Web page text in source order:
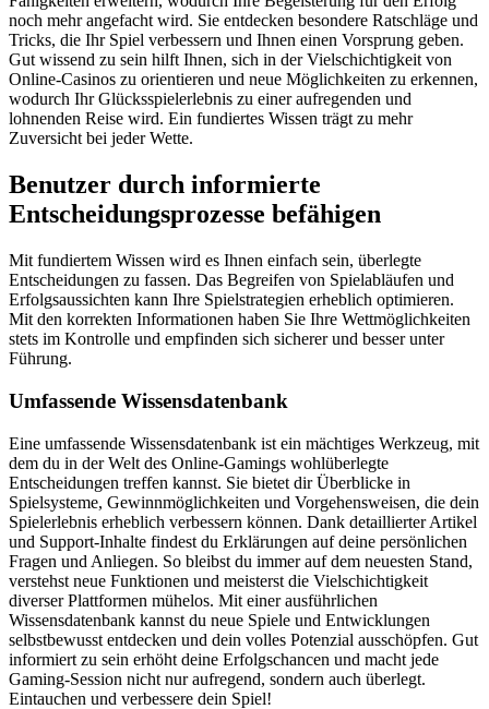
noch mehr angefacht wird. Sie entdecken besondere Ratschläge und
Tricks, die Ihr Spiel verbessern und Ihnen einen Vorsprung geben.
Gut wissend zu sein hilft Ihnen, sich in der Vielschichtigkeit von
Online-Casinos zu orientieren und neue Möglichkeiten zu erkennen,
wodurch Ihr Glücksspielerlebnis zu einer aufregenden und
lohnenden Reise wird. Ein fundiertes Wissen trägt zu mehr
Zuversicht bei jeder Wette.
Benutzer durch informierte
Entscheidungsprozesse befähigen
Mit fundiertem Wissen wird es Ihnen einfach sein, überlegte
Entscheidungen zu fassen. Das Begreifen von Spielabläufen und
Erfolgsaussichten kann Ihre Spielstrategien erheblich optimieren.
Mit den korrekten Informationen haben Sie Ihre Wettmöglichkeiten
stets im Kontrolle und empfinden sich sicherer und besser unter
Führung.
Umfassende Wissensdatenbank
Eine umfassende Wissensdatenbank ist ein mächtiges Werkzeug, mit
dem du in der Welt des Online-Gamings wohlüberlegte
Entscheidungen treffen kannst. Sie bietet dir Überblicke in
Spielsysteme, Gewinnmöglichkeiten und Vorgehensweisen, die dein
Spielerlebnis erheblich verbessern können. Dank detaillierter Artikel
und Support-Inhalte findest du Erklärungen auf deine persönlichen
Fragen und Anliegen. So bleibst du immer auf dem neuesten Stand,
verstehst neue Funktionen und meisterst die Vielschichtigkeit
diverser Plattformen mühelos. Mit einer ausführlichen
Wissensdatenbank kannst du neue Spiele und Entwicklungen
selbstbewusst entdecken und dein volles Potenzial ausschöpfen. Gut
informiert zu sein erhöht deine Erfolgschancen und macht jede
Gaming-Session nicht nur aufregend, sondern auch überlegt.
Eintauchen und verbessere dein Spiel!